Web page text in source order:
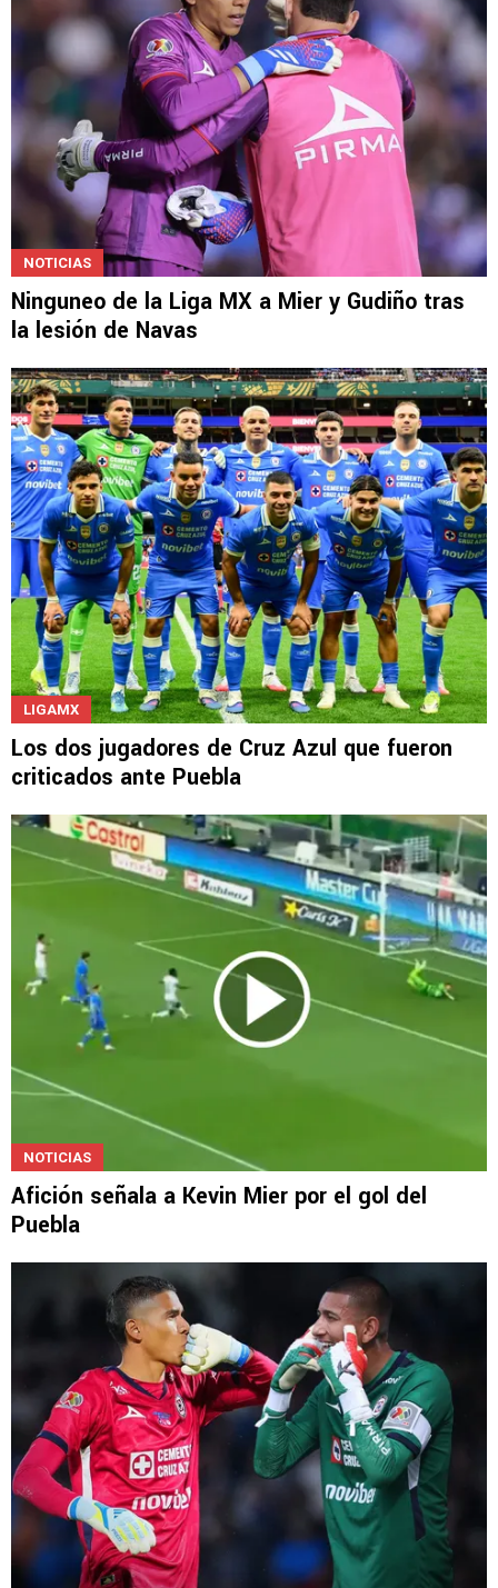
NOTICIAS
Ninguneo de la Liga MX a Mier y Gudiño tras
la lesión de Navas
LIGAMX
Los dos jugadores de Cruz Azul que fueron
criticados ante Puebla
NOTICIAS
Afición señala a Kevin Mier por el gol del
Puebla